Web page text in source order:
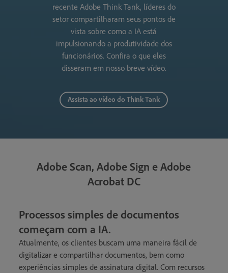
recente Adobe Think Tank, líderes do
setor compartilharam seus pontos de
vista sobre como a IA está
impulsionando a produtividade dos
funcionários. Confira o que eles
disseram em nosso breve vídeo.
Assista ao vídeo do Think Tank
Adobe Scan, Adobe Sign e Adobe
Acrobat DC
Processos simples de documentos
começam com a IA.
Atualmente, os clientes buscam uma maneira fácil de
digitalizar e compartilhar documentos, bem como
experiências simples de assinatura digital. Com recursos